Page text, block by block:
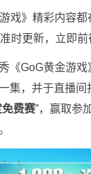
戏》精彩内容都
时更新，立即前
《GoG黄金游戏
集，并于直播间
免费赛”，赢取参